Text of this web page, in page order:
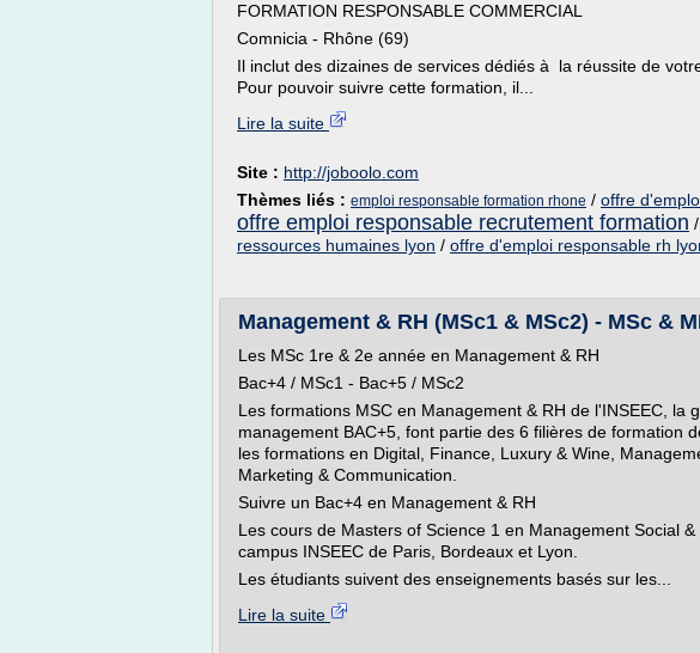
FORMATION RESPONSABLE COMMERCIAL
Comnicia - Rhône (69)
Il inclut des dizaines de services dédiés à la réussite de
Pour pouvoir suivre cette formation, il...
Lire la suite
Site : http://joboolo.com
Thèmes liés : emploi responsable formation rhone / offre
offre emploi responsable recrutement formation /
ressources humaines lyon / offre d'emploi responsable rh
Management & RH (MSc1 & MSc2) - MSc &
Les MSc 1re & 2e année en Management & RH
Bac+4 / MSc1 - Bac+5 / MSc2
Les formations MSC en Management & RH de l'INSEEC, la
management BAC+5, font partie des 6 filières de formation
les formations en Digital, Finance, Luxury & Wine,
Marketing & Communication.
Suivre un Bac+4 en Management & RH
Les cours de Masters of Science 1 en Management Social
campus INSEEC de Paris, Bordeaux et Lyon.
Les étudiants suivent des enseignements basés sur les...
Lire la suite